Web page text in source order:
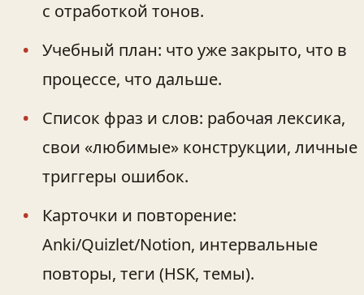
с отработкой тонов.
Учебный план: что уже закрыто, что в
процессе, что дальше.
Список фраз и слов: рабочая лексика,
свои «любимые» конструкции, личные
триггеры ошибок.
Карточки и повторение:
Anki/Quizlet/Notion, интервальные
повторы, теги (HSK, темы).